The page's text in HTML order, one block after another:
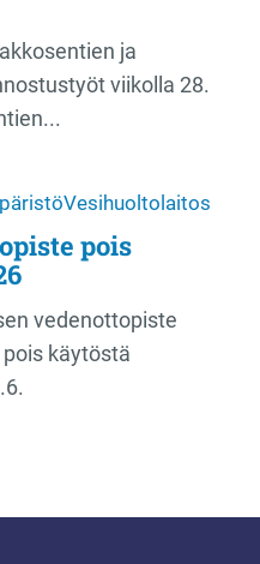
ja
viikolla 28.
Vesihuoltolaitos
pois
vedenottopiste
käytöstä